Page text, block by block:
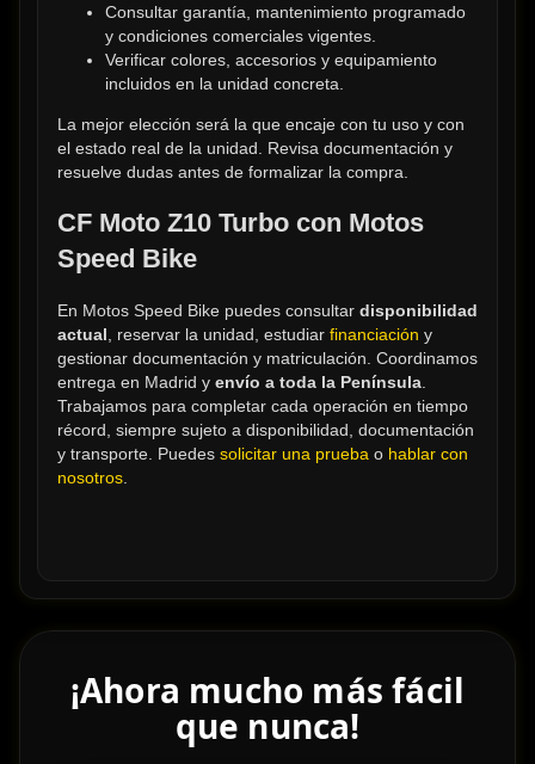
Consultar garantía, mantenimiento programado
y condiciones comerciales vigentes.
Verificar colores, accesorios y equipamiento
incluidos en la unidad concreta.
La mejor elección será la que encaje con tu uso y con
el estado real de la unidad. Revisa documentación y
resuelve dudas antes de formalizar la compra.
CF Moto Z10 Turbo con Motos
Speed Bike
En Motos Speed Bike puedes consultar disponibilidad
actual, reservar la unidad, estudiar financiación y
gestionar documentación y matriculación. Coordinamos
entrega en Madrid y envío a toda la Península.
Trabajamos para completar cada operación en tiempo
récord, siempre sujeto a disponibilidad, documentación
y transporte. Puedes solicitar una prueba o hablar con
nosotros.
¡Ahora mucho más fácil
que nunca!